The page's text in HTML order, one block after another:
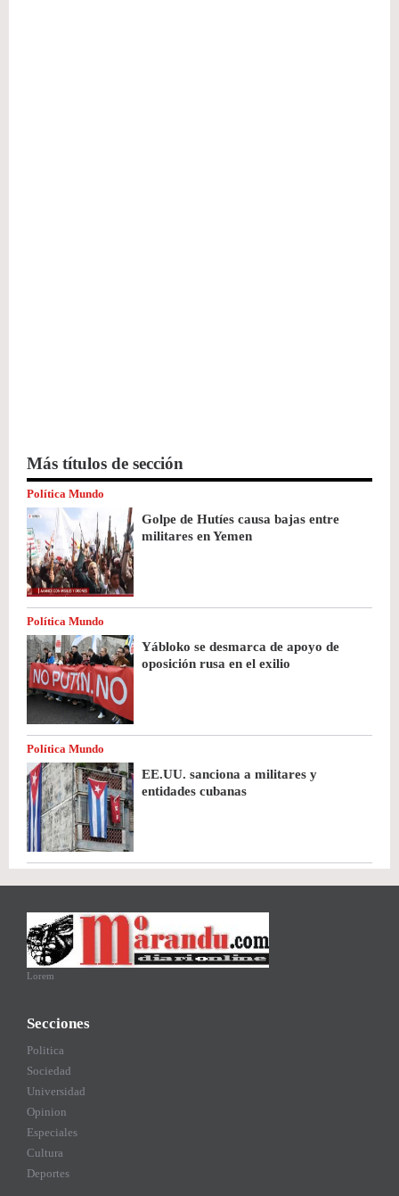
Más títulos de sección
Política Mundo
Golpe de Hutíes causa bajas entre
militares en Yemen
Política Mundo
Yábloko se desmarca de apoyo de
oposición rusa en el exilio
Política Mundo
EE.UU. sanciona a militares y
entidades cubanas
Lorem
Secciones
Politica
Sociedad
Universidad
Opinion
Especiales
Cultura
Deportes